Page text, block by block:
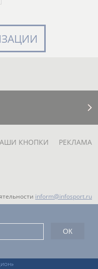
КНОПКИ РЕКЛАМА
inform@infosport.ru